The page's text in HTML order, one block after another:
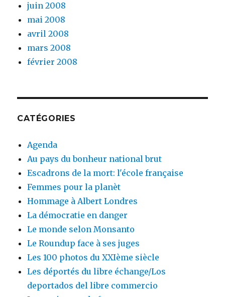
juin 2008
mai 2008
avril 2008
mars 2008
février 2008
CATÉGORIES
Agenda
Au pays du bonheur national brut
Escadrons de la mort: l'école française
Femmes pour la planèt
Hommage à Albert Londres
La démocratie en danger
Le monde selon Monsanto
Le Roundup face à ses juges
Les 100 photos du XXIème siècle
Les déportés du libre échange/Los
deportados del libre commercio